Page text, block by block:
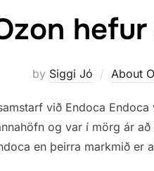
by Siggi Jó About
við Endoca
og var í mörg ár
en þeirra markmið er